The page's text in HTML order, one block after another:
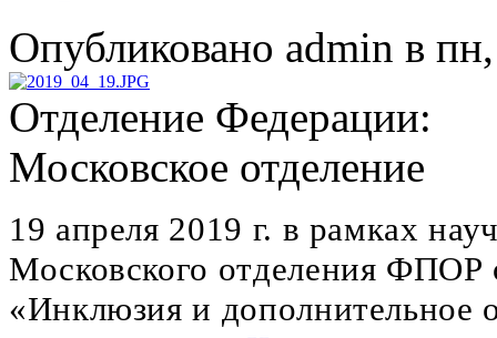
Опубликовано admin в
Отделение Федерации:
Московское отделение
19 апреля 2019 г. в рамках
Московского отделения ФПОР
«Инклюзия и дополнительное